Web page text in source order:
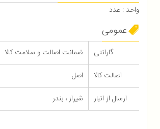
واحد : عدد
عمومی
گارانتی
ضمانت اصالت و سلامت کالا
اصالت کالا
اصل
ارسال از انبار
شیراز ، بندر